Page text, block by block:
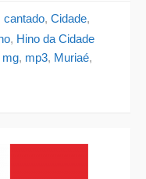
cantado, Cidade,
, Hino da Cidade
mg, mp3, Muriaé,